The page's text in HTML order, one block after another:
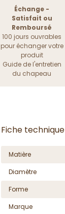
Échange -
Satisfait ou
Remboursé
100 jours ouvrables
pour échanger votre
produit
Guide de l'entretien
du chapeau
Fiche technique
Matière
Diamètre
Forme
Marque